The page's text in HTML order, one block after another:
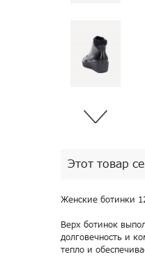
Этот товар
Женские ботинки
Верх ботинок
долговечность и
тепло и